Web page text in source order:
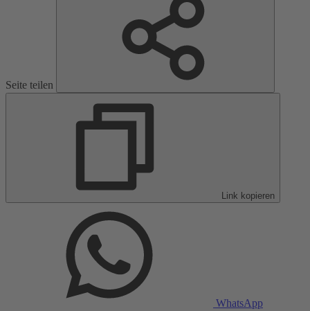
Seite teilen
Link kopieren
WhatsApp